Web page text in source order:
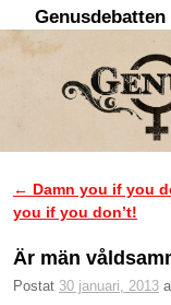
Genusdebatten
Inläggsnavigering
← Damn you if you
you if you don’t!
Är män
Postat 30 januari, 2013